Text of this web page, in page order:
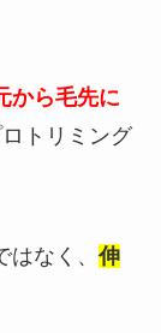
から毛先に
トリミング
はなく、伸